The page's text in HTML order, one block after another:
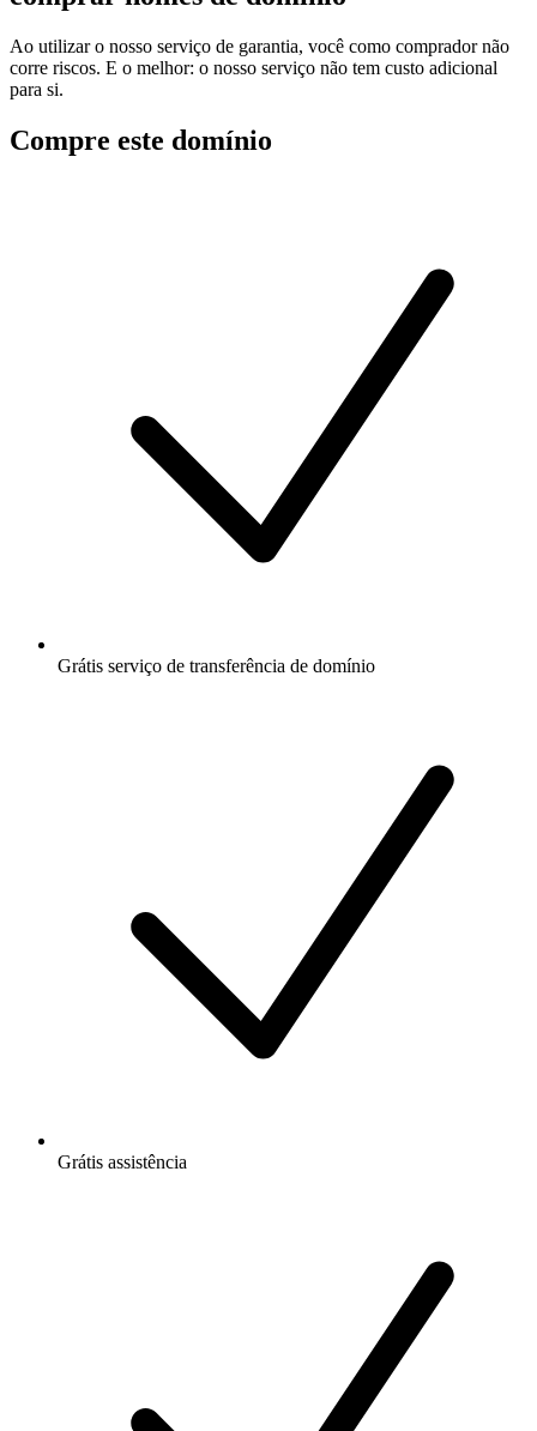
Ao utilizar o nosso serviço de garantia, você como comprador não
corre riscos. E o melhor: o nosso serviço não tem custo adicional
para si.
Compre este domínio
Grátis serviço de transferência de domínio
Grátis assistência